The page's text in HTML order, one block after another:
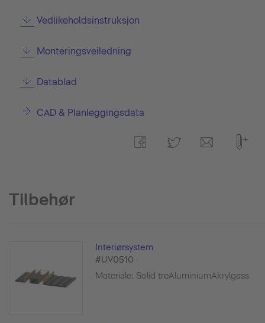
Vedlikeholdsinstruksjon
Monteringsveiledning
Datablad
CAD & Planleggingsdata
Tilbehør
Interiørsystem
#UV0510
Materiale: Solid treAluminiumAkrylgass